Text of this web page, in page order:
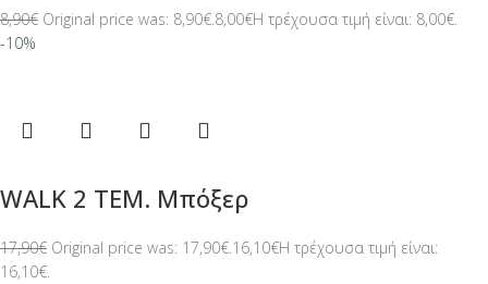
8,90€ Original price was: 8,90€.8,00€Η τρέχουσα τιμή είναι: 8,00€.
-10%
WALK 2 ΤΕΜ. Μπόξερ
17,90€ Original price was: 17,90€.16,10€Η τρέχουσα τιμή είναι:
16,10€.